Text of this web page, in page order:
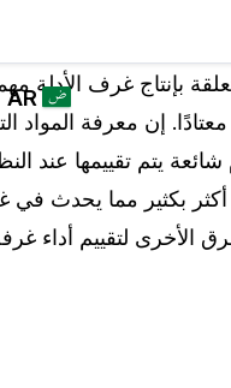
برنامج
STUDIO لتعتيم
البيانات الخاصة،
عمليات النسخ
والترجمة بشكل
أوتاماتيكي
AR
بإنتاج غرف الأدلة
إن معرفة المواد
يتم تقييمها عند
بكثير مما يحدث في
الأخرى لتقييم أداء